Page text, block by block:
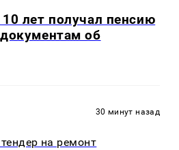
лет получал пенсию
об
30 минут назад
на ремонт